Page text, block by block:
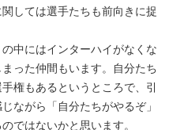
しては選手たちも前向きに捉
中にはインターハイがなくな
った仲間もいます。自分たち
権もあるというところで、引
ながら「自分たちがやるぞ」
ではないかと思います。